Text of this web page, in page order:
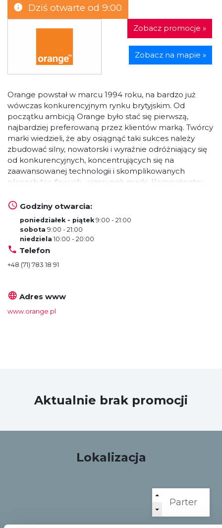
Dziś otwarte od 9:00
Zobacz promocje »
Zobacz na mapie »
Orange powstał w marcu 1994 roku, na bardzo już
wówczas konkurencyjnym rynku brytyjskim. Od
początku ambicją Orange było stać się pierwszą,
najbardziej preferowaną przez klientów marką. Twórcy
marki wiedzieli, że aby osiągnąć taki sukces należy
zbudować silny, nowatorski i wyraźnie odróżniający się
od konkurencyjnych, koncentrujących się na
zaawansowanej technologii i skomplikowanych
planach taryfowych, wizerunek marki. Kompetentny
Państwa potrzeb ofertę.
Godziny otwarcia:
poniedziałek - piątek 9:00 - 21:00
sobota 9:00 - 21:00
niedziela 10:00 - 20:00
Telefon
+48 (71) 783 18 91
Adres www
www.orange.pl
Aktualnie brak promocji
Lokalizacja